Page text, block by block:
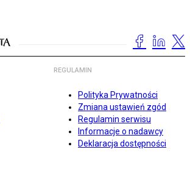
REGULAMIN
Polityka Prywatności
Zmiana ustawień zgód
Regulamin serwisu
Informacje o nadawcy
Deklaracja dostępności